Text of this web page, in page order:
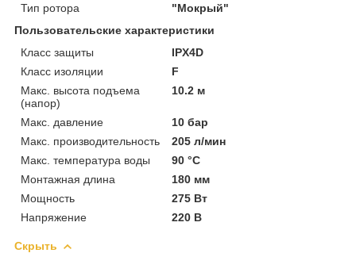
Тип ротора
"Мокрый"
Пользовательские характеристики
Класс защиты
IPX4D
Класс изоляции
F
Макс. высота подъема
(напор)
10.2 м
Макс. давление
10 бар
Макс. производительность
205 л/мин
Макс. температура воды
90 °C
Монтажная длина
180 мм
Мощность
275 Вт
Напряжение
220 В
Скрыть